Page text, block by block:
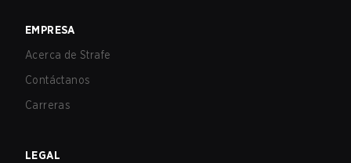
EMPRESA
Acerca de Strafe
Contáctanos
Carreras
LEGAL